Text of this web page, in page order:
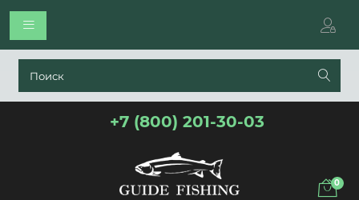
+7 (800) 201-30-03
0